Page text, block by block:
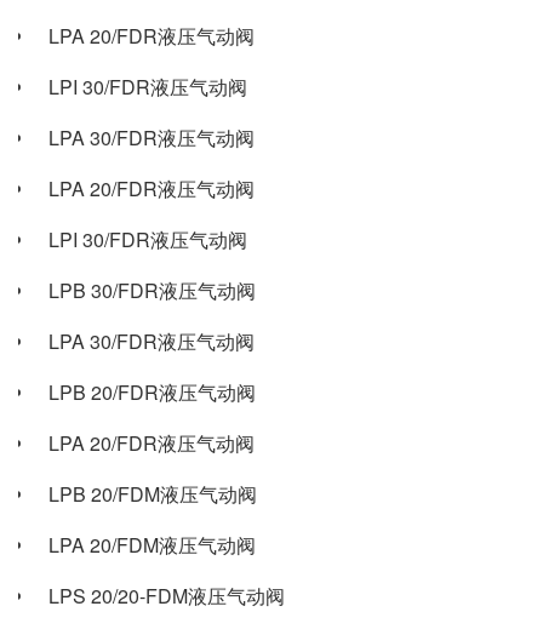
LPA 20/FDR液压气动阀
LPI 30/FDR液压气动阀
LPA 30/FDR液压气动阀
LPA 20/FDR液压气动阀
LPI 30/FDR液压气动阀
LPB 30/FDR液压气动阀
LPA 30/FDR液压气动阀
LPB 20/FDR液压气动阀
LPA 20/FDR液压气动阀
LPB 20/FDM液压气动阀
LPA 20/FDM液压气动阀
LPS 20/20-FDM液压气动阀